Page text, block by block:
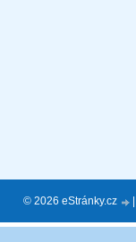
© 2026 eStránky.cz